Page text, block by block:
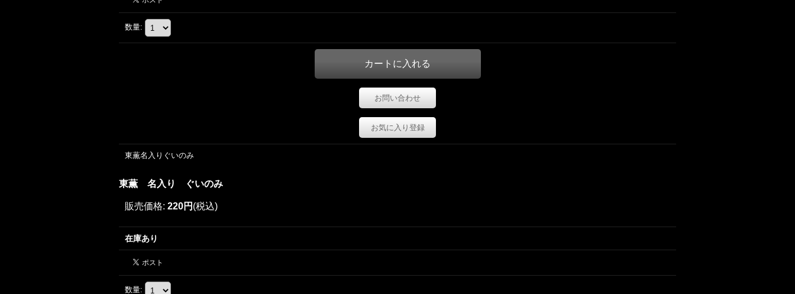
数量:
お問い合わせ
お気に入り登録
東薫名入りぐいのみ
東薫 名入り ぐいのみ
販売価格: 220円 (税込)
在庫あり
数量: